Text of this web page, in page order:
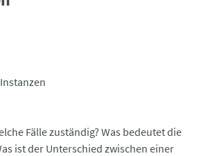
Fälle zuständig? Was bedeutet die
ist der Unterschied zwischen einer